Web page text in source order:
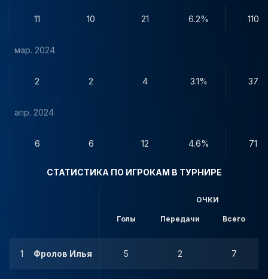
11 10 21 6.2% 110
мар. 2024
2 2 4 3.1% 37
апр. 2024
6 6 12 4.6% 71
СТАТИСТИКА ПО ИГРОКАМ В ТУРНИРЕ
ОЧКИ
Голы Передачи Всего
1 Фролов Илья 5 2 7